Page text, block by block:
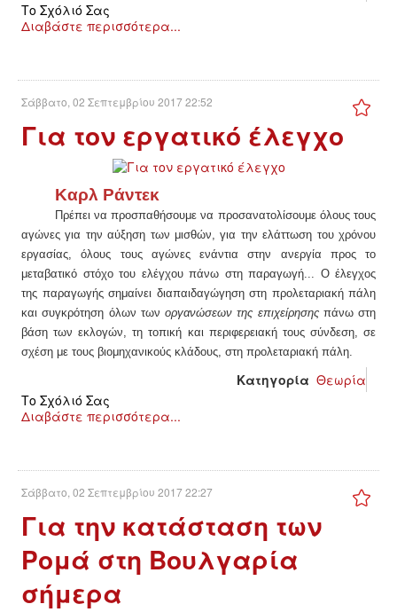
Το Σχόλιό Σας
Διαβάστε περισσότερα...
Σάββατο, 02 Σεπτεμβρίου 2017 22:52
Για τον εργατικό έλεγχο
Καρλ Ράντεκ
Πρέπει να προσπαθήσουμε να προσανατολίσουμε όλους τους
αγώνες για την αύξηση των μισθών, για την ελάττωση του χρόνου
εργασίας, όλους τους αγώνες ενάντια στην ανεργία προς το
μεταβατικό στόχο του ελέγχου πάνω στη παραγωγή... Ο έλεγχος
της παραγωγής σημαίνει διαπαιδαγώγηση στη προλεταριακή πάλη
και συγκρότηση όλων των οργανώσεων της επιχείρησηςπάνω στη
βάση των εκλογών, τη τοπική και περιφερειακή τους σύνδεση, σε
σχέση με τους βιομηχανικούς κλάδους, στη προλεταριακή πάλη.
Κατηγορία Θεωρία
Το Σχόλιό Σας
Διαβάστε περισσότερα...
Σάββατο, 02 Σεπτεμβρίου 2017 22:27
Για την κατάσταση των
Ρομά στη Βουλγαρία
σήμερα